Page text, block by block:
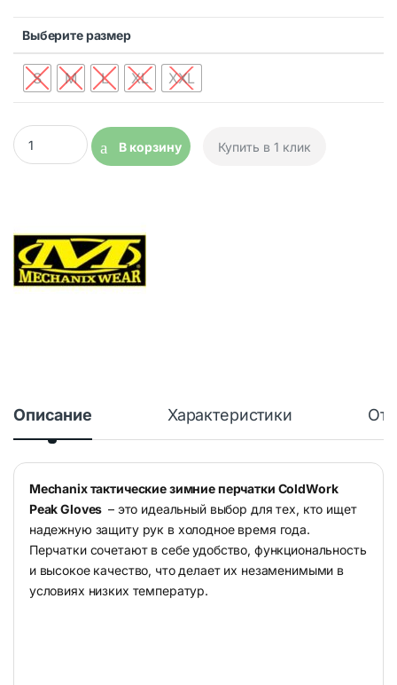
Выберите размер
S M L XL XXL
Перчатки утепленные Mechanix ColdWork Peak Gloves
В корзину
Купить в 1 клик
Описание Характеристики
Mechanix тактические зимние перчатки ColdWork
Peak Gloves – это идеальный выбор для тех, кто ищет
надежную защиту рук в холодное время года.
Перчатки сочетают в себе удобство, функциональность
и высокое качество, что делает их незаменимыми в
условиях низких температур.